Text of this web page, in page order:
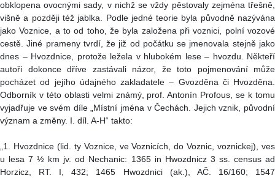
obklopena ovocnými sady, v nichž se vždy pěstovaly zejména třešně,
višně a později též jablka. Podle jedné teorie byla původně nazývána
jako Voznice, a to od toho, že byla založena při voznici, polní vozové
cestě. Jiné prameny tvrdí, že již od počátku se jmenovala stejně jako
dnes – Hvozdnice, protože ležela v hlubokém lese – hvozdu. Někteří
autoři dokonce dříve zastávali názor, že toto pojmenování může
pocházet od jejího údajného zakladatele – Gvozděna či Hvozděna.
Odborník v této oblasti velmi známý, prof. Antonín Profous, se k tomu
vyjadřuje ve svém díle „Místní jména v Čechách. Jejich vznik, původní
význam a změny. I. díl. A-H“ takto:
„1. Hvozdnice (lid. ty Voznice, ve Voznicích, do Voznic, voznickej), ves
u lesa 7 ½ km jv. od Nechanic: 1365 in Hwozdnicz 3 ss. census ad
Horzicz, RT. I, 432; 1465 Hwozdnici (ak.), AČ. 16/160; 1547